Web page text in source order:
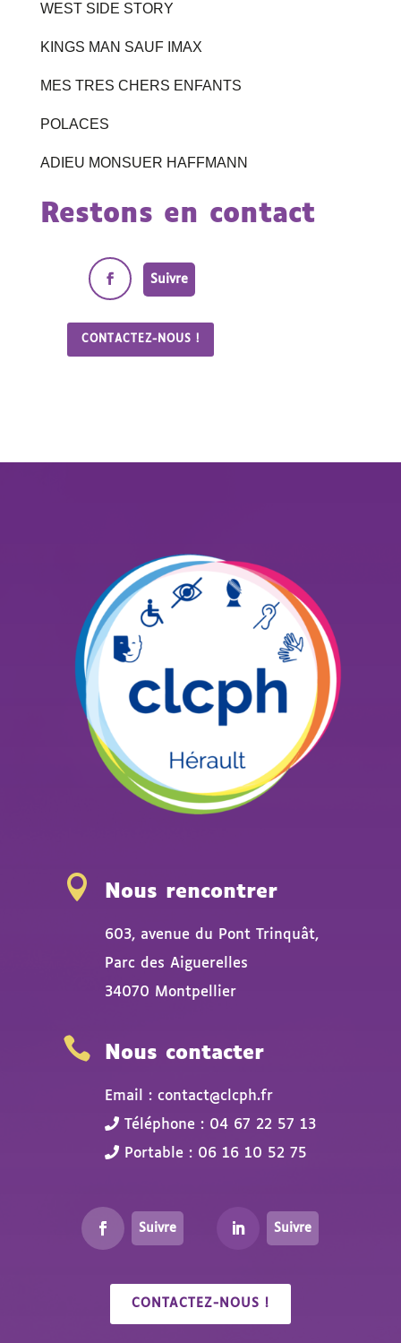
WEST SIDE STORY
KINGS MAN SAUF IMAX
MES TRES CHERS ENFANTS
POLACES
ADIEU MONSUER HAFFMANN
Restons en contact
Suivre
CONTACTEZ-NOUS !
 Nous rencontrer
603, avenue du Pont Trinquât,
Parc des Aiguerelles
34070 Montpellier
 Nous contacter
Email : contact@clcph.fr
Téléphone : 04 67 22 57 13
Portable : 06 16 10 52 75
Suivre Suivre
CONTACTEZ-NOUS !